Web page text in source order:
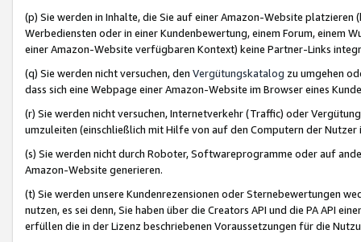
(p) Sie werden in Inhalte, die Sie auf einer Amazon-Website
Werbediensten oder in einer Kundenbewertung, einem Forum, einem
einer Amazon-Website verfügbaren Kontext) keine Partner-Links
(q) Sie werden nicht versuchen, den Vergütungskatalog zu umgehen
dass sich eine Webpage einer Amazon-Website im Browser eines
(r) Sie werden nicht versuchen, Internetverkehr (Traffic) oder
umzuleiten (einschließlich mit Hilfe von auf den Computern der
(s) Sie werden nicht durch Roboter, Softwareprogramme oder auf
Amazon-Website generieren.
(t) Sie werden unsere Kundenrezensionen oder Sternebewertungen
nutzen, es sei denn, Sie haben über die Creators API und die PA API
erfüllen die in der Lizenz beschriebenen Voraussetzungen für die